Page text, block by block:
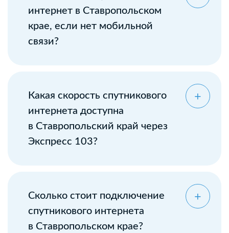
интернет в Ставропольском
крае, если нет мобильной
связи?
Какая скорость спутникового
интернета доступна
в Ставропольский край через
Экспресс 103?
Сколько стоит подключение
спутникового интернета
в Ставропольском крае?